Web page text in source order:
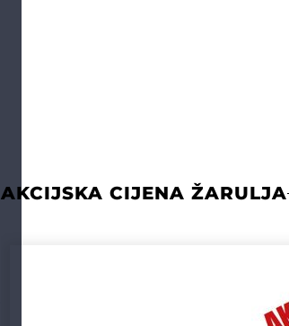
AKCIJSKA CIJENA ŽARULJA